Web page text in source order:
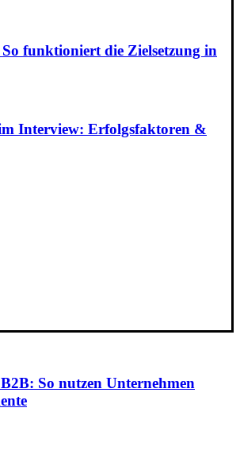
funktioniert die Zielsetzung in
Interview: Erfolgsfaktoren &
So nutzen Unternehmen